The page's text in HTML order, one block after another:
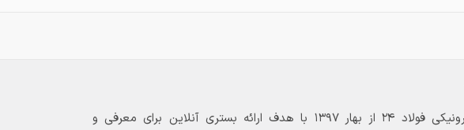
بازارگاه الکترونیکی فولاد ۲۴ از بهار ۱۳۹۷ با هدف ارائه بستری آنلاین برای معرفی و